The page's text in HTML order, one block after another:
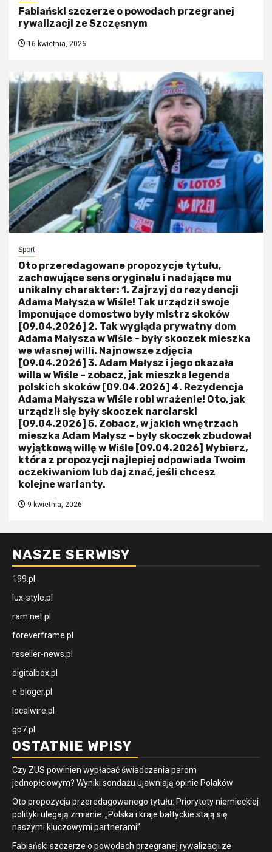
Fabiański szczerze o powodach przegranej
rywalizacji ze Szczęsnym
16 kwietnia, 2026
Sport
Oto przeredagowane propozycje tytułu,
zachowujące sens oryginału i nadające mu
unikalny charakter: 1. Zajrzyj do rezydencji
Adama Małysza w Wiśle! Tak urządził swoje
imponujące domostwo były mistrz skoków
[09.04.2026] 2. Tak wygląda prywatny dom
Adama Małysza w Wiśle – były skoczek mieszka
we własnej willi. Najnowsze zdjęcia
[09.04.2026] 3. Adam Małysz i jego okazała
willa w Wiśle – zobacz, jak mieszka legenda
polskich skoków [09.04.2026] 4. Rezydencja
Adama Małysza w Wiśle robi wrażenie! Oto, jak
urządził się były skoczek narciarski
[09.04.2026] 5. Zobacz, w jakich wnętrzach
mieszka Adam Małysz – były skoczek zbudował
wyjątkową willę w Wiśle [09.04.2026] Wybierz,
która z propozycji najlepiej odpowiada Twoim
oczekiwaniom lub daj znać, jeśli chcesz
kolejne warianty.
9 kwietnia, 2026
NASZE SERWISY
199.pl
lux-style.pl
ram.net.pl
foreverframe.pl
reseller-news.pl
digitalbox.pl
e-bloger.pl
localwire.pl
gp7.pl
OSTATNIE WPISY
Czy ZUS powinien wypłacać świadczenia parom
jednopłciowym? Wyniki sondażu ujawniają opinie Polaków
Oto propozycja przeredagowanego tytułu: Priorytety niemieckiej
polityki ulegają zmianie. „Polska i kraje bałtyckie stają się
naszymi kluczowymi partnerami”
Fabiański szczerze o powodach przegranej rywalizacji ze